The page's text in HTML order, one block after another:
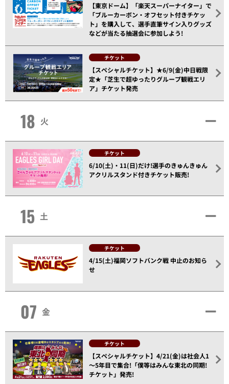
【東京ドーム】「楽天スーパーナイター」で
「ブルーカーボン・オフセット付きチケッ
ト」を購入して、選手直筆サイン入りグッズ
などが当たる抽選会に参加しよう!
チケット
【スペシャルチケット】★6/9(金)中日戦限
定★「芝生で超ゆったりグループ観戦エリ
ア」チケット発売
18 火
チケット
6/10(土)・11(日)だけ!選手のきゅんきゅん
アクリルスタンド付きチケット販売!
15 土
チケット
4/15(土)福岡ソフトバンク戦 中止のお知ら
せ
07 金
チケット
【スペシャルチケット】4/21(金)は社会人1
～5年目で集合!「僕等はみんな東北の同期!
チケット」発売!